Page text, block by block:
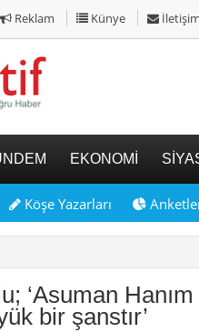
Reklam Künye İletişim
EKONOMİ
Köşe Yazarları
‘Asuman
bir şanstır’